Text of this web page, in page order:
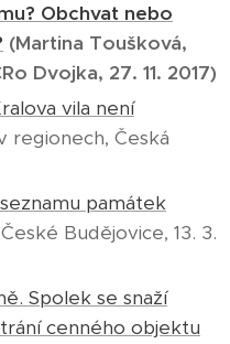
Obchvat nebo
(Martina Toušková,
Dvojka, 27. 11. 2017)
vila není
regionech, Česká
památek
Budějovice, 13. 3.
Spolek se snaží
cenného objektu